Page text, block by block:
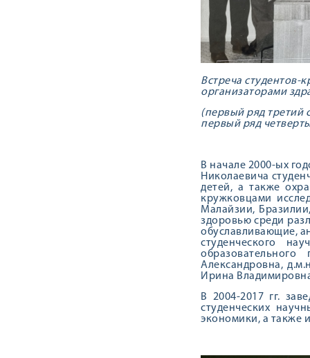
Встреча студентов-
организаторами
(первый ряд третий
первый ряд
В начале 2000-ых
Николаевича
детей, а также
кружковцами
Малайзии,
здоровью среди
обуславливающие,
студенческого
Александровна,
Ирина
В 2004-2017 гг.
студенческих
экономики, а также